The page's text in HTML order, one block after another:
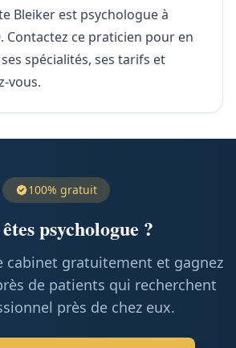
Bleiker est psychologue à
Contactez ce praticien pour en
spécialités, ses tarifs et
vous.
100% gratuit
psychologue ?
cabinet gratuitement et gagnez
de patients qui recherchent
près de chez eux.